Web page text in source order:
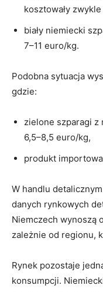
kosztowały
biały niemiecki
7–11 euro/kg.
Podobna sytuacja
gdzie:
zielone szparagi z
6,5–8,5 euro/kg,
produkt
W handlu
danych rynkowych
Niemczech wynoszą
zależnie od regionu,
Rynek pozostaje
konsumpcji.